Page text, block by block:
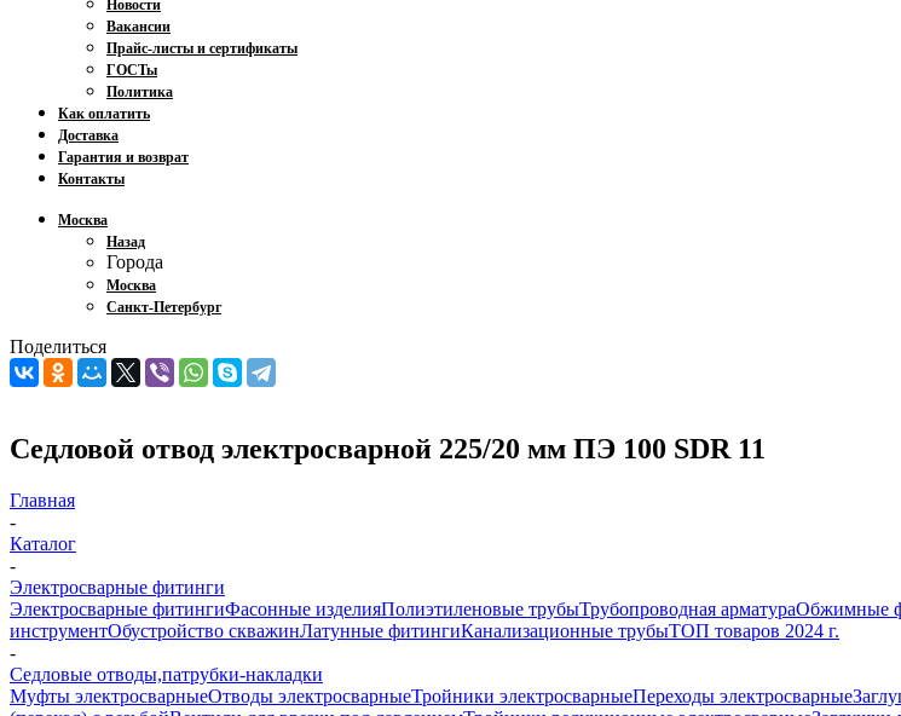
Новости
Вакансии
Прайс-листы и сертификаты
ГОСТы
Политика
Как оплатить
Доставка
Гарантия и возврат
Контакты
Москва
Назад
Города
Москва
Санкт-Петербург
Поделиться
Седловой отвод электросварной 225/20 мм ПЭ 100 SDR 11
Главная
-
Каталог
-
Электросварные фитинги
Электросварные фитингиФасонные изделияПолиэтиленовые трубыТрубопроводная арматураОбжимные
инструментОбустройство скважинЛатунные фитингиКанализационные трубыТОП товаров 2024 г.
-
Седловые отводы,патрубки-накладки
Муфты электросварныеОтводы электросварныеТройники электросварныеПереходы электросварные